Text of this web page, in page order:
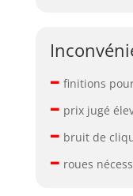
– finitions
– prix jugé
– bruit de
– roues